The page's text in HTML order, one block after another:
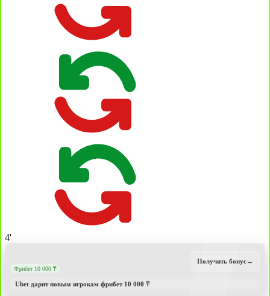
4'
Фрибет 10 000 ₸
Ubet дарит новым игрокам фрибет 10 000 ₸
Получить бонус→